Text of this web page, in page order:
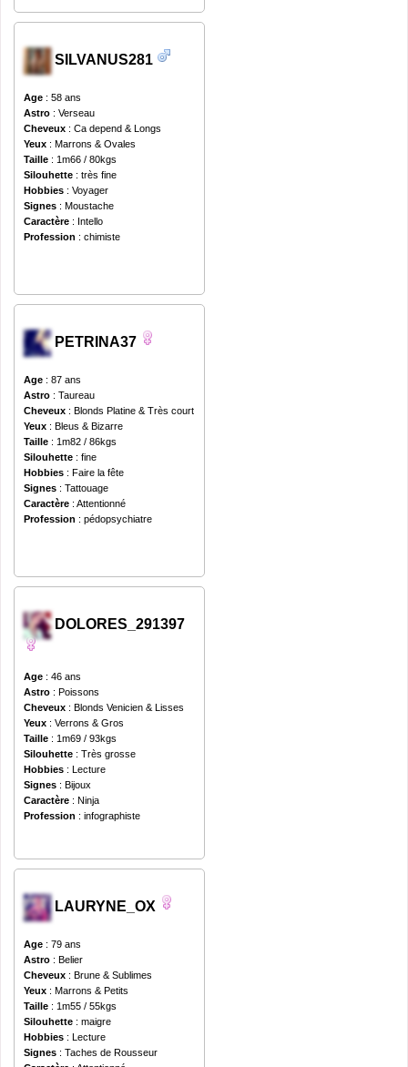
SILVANUS281
Age : 58 ans
Astro : Verseau
Cheveux : Ca depend & Longs
Yeux : Marrons & Ovales
Taille : 1m66 / 80kgs
Silouhette : très fine
Hobbies : Voyager
Signes : Moustache
Caractère : Intello
Profession : chimiste
PETRINA37
Age : 87 ans
Astro : Taureau
Cheveux : Blonds Platine & Très court
Yeux : Bleus & Bizarre
Taille : 1m82 / 86kgs
Silouhette : fine
Hobbies : Faire la fête
Signes : Tattouage
Caractère : Attentionné
Profession : pédopsychiatre
DOLORES_291397
Age : 46 ans
Astro : Poissons
Cheveux : Blonds Venicien & Lisses
Yeux : Verrons & Gros
Taille : 1m69 / 93kgs
Silouhette : Très grosse
Hobbies : Lecture
Signes : Bijoux
Caractère : Ninja
Profession : infographiste
LAURYNE_OX
Age : 79 ans
Astro : Belier
Cheveux : Brune & Sublimes
Yeux : Marrons & Petits
Taille : 1m55 / 55kgs
Silouhette : maigre
Hobbies : Lecture
Signes : Taches de Rousseur